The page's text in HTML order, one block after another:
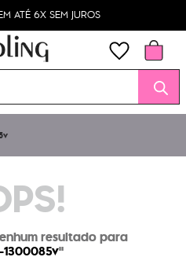
ATÉ 6X SEM JUROS
resultado para
"